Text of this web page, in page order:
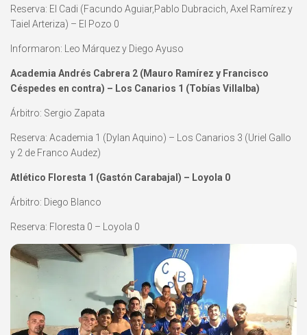
Reserva: El Cadi (Facundo Aguiar,Pablo Dubracich, Axel Ramírez y
Taiel Arteriza) – El Pozo 0
Informaron: Leo Márquez y Diego Ayuso
Academia Andrés Cabrera 2 (Mauro Ramírez y Francisco
Céspedes en contra) – Los Canarios 1 (Tobías Villalba)
Árbitro: Sergio Zapata
Reserva: Academia 1 (Dylan Aquino) – Los Canarios 3 (Uriel Gallo
y 2 de Franco Audez)
Atlético Floresta 1 (Gastón Carabajal) – Loyola 0
Árbitro: Diego Blanco
Reserva: Floresta 0 – Loyola 0